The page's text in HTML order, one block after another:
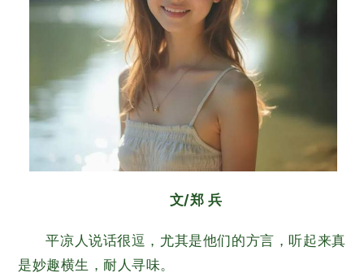
文/郑 兵
平凉人说话很逗，尤其是他们的方言，听起来真
是妙趣横生，耐人寻味。